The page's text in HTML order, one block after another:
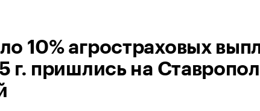
10% агростраховых
г. пришлись на